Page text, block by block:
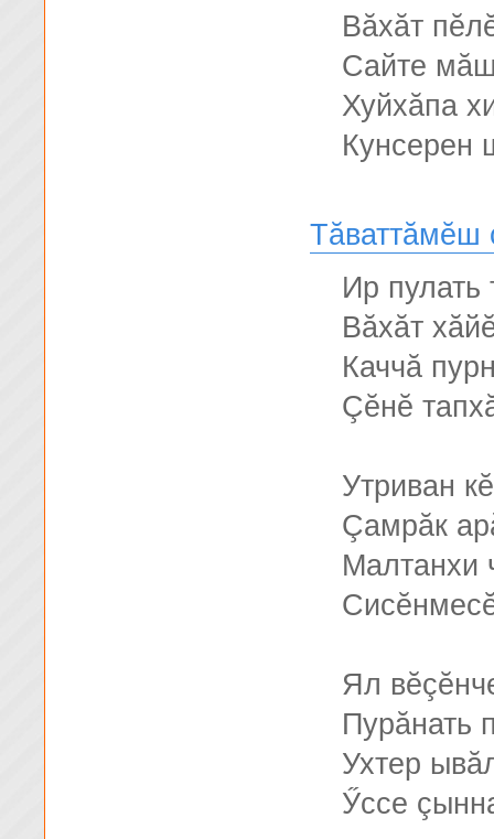
Вăхăт
Сайте
Хуйхăпа
Кунсерен
Тăваттăмĕш
Ир пулать
Вăхăт
Каччă
Çĕнĕ
Утриван
Çамрăк
Малтанхи
Ял
Пурăнать
Ухтер
Ӳссе